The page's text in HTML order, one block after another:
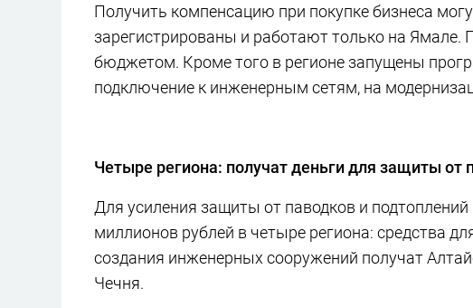
Получить компенсацию при покупке бизнеса
зарегистрированы и работают только на Ямале.
бюджетом. Кроме того в регионе запущены
подключение к инженерным сетям, на
Четыре региона: получат деньги для защиты от
Для усиления защиты от паводков и
миллионов рублей в четыре региона: средства
создания инженерных сооружений получат
Чечня.